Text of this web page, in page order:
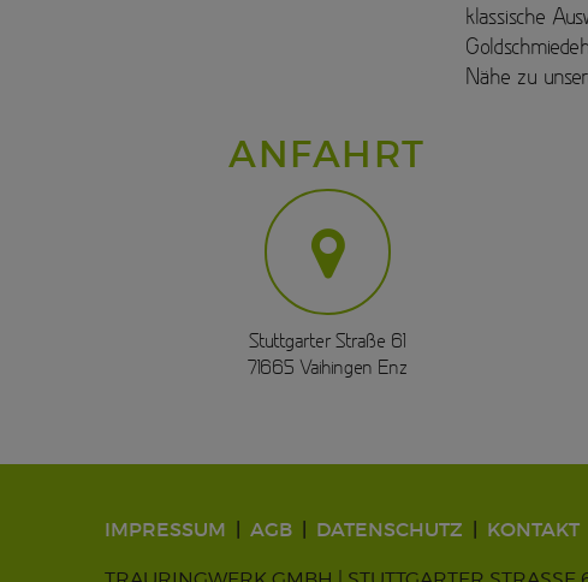
klassische
Nähe zu
ANFAHRT
Stuttgarter Straße 61
71665 Vaihingen Enz
IMPRESSUM AGB DATENSCHUTZ KONTAKT